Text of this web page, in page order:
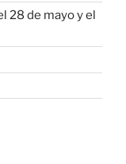
28 de mayo y el